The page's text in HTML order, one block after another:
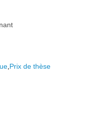
e
e
Prix de thèse